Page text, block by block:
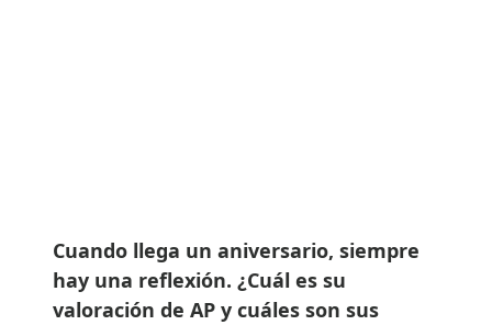
Cuando llega un aniversario, siempre
hay una reflexión. ¿Cuál es su
valoración de AP y cuáles son sus